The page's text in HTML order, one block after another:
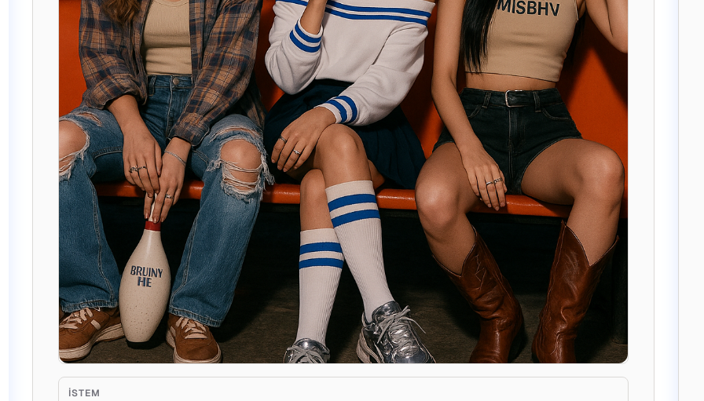
İSTEM